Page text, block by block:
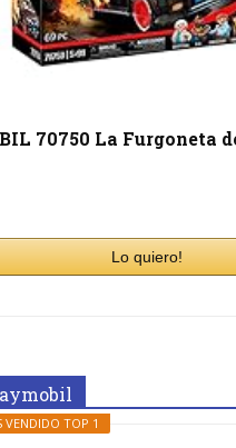
70750 La Furgoneta
Lo quiero!
VENDIDO TOP 1